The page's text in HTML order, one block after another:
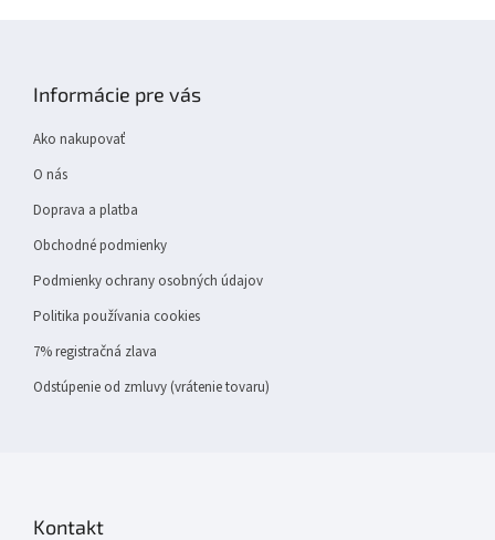
Informácie pre vás
Ako nakupovať
O nás
Doprava a platba
Obchodné podmienky
Podmienky ochrany osobných údajov
Politika používania cookies
7% registračná zlava
Odstúpenie od zmluvy (vrátenie tovaru)
Kontakt